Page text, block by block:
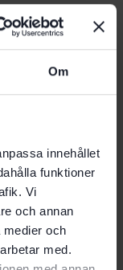
Om
innehållet
funktioner
Vi
och annan
medier och
med.
ToolBag
recension.